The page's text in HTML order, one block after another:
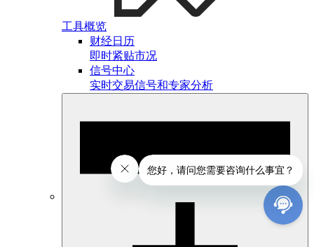
工具概览
财经日历
即时紧贴市况
信号中心
实时交易信号和专家分析